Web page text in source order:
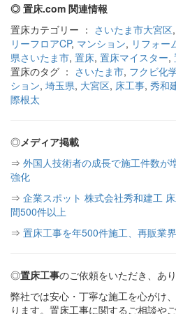
◎ 置床.com 関連情報
置床カテゴリー ： さいたま市大宮区,
リーフロアCP, マンション, リフォー
県さいたま市, 置床, 置床マイスター,
置床のタグ ： さいたま市, フクビ化
ション, 埼玉県, 大宮区, 床工事, 秀和
際根太
◎メディア掲載
⇒ 外国人技術者の成長で施工件数が
強化
⇒ 企業スポット 株式会社秀和建工
間500件以上
⇒ 置床工事を年500件施工、再販業
◎置床工事のご依頼をいただき、あ
弊社では安心・丁寧な施工を心がけ
ります。置床工事に関するご相談や